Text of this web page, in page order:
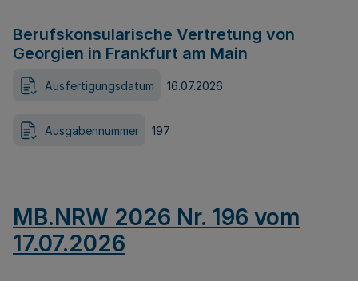
Berufskonsularische Vertretung von
Georgien in Frankfurt am Main
Ausfertigungsdatum 16.07.2026
Ausgabennummer 197
MB.NRW 2026 Nr. 196 vom
17.07.2026